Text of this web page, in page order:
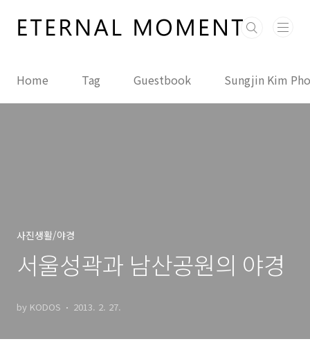
Home Tag Guestbook Sungjin Kim
사진생활/야경
서울성곽과 남산공원의 야경
by KODOS 2013. 2. 27.